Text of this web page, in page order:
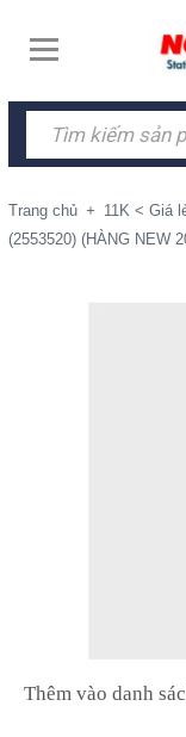
Trang chủ + 11K < Giá
(2553520) (HÀNG NEW
Thêm vào danh